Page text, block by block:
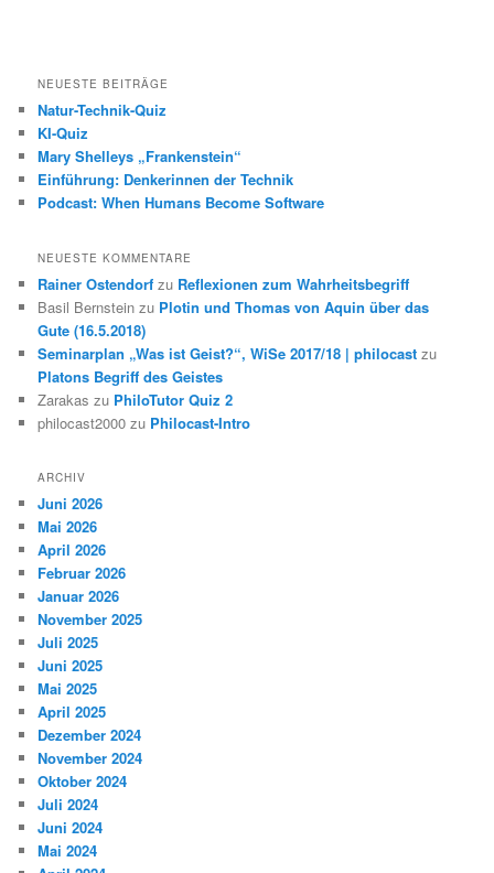
NEUESTE BEITRÄGE
Natur-Technik-Quiz
KI-Quiz
Mary Shelleys „Frankenstein“
Einführung: Denkerinnen der Technik
Podcast: When Humans Become Software
NEUESTE KOMMENTARE
Rainer Ostendorf zu Reflexionen zum Wahrheitsbegriff
Basil Bernstein zu Plotin und Thomas von Aquin über das
Gute (16.5.2018)
Seminarplan „Was ist Geist?“, WiSe 2017/18 | philocast zu
Platons Begriff des Geistes
Zarakas zu PhiloTutor Quiz 2
philocast2000 zu Philocast-Intro
ARCHIV
Juni 2026
Mai 2026
April 2026
Februar 2026
Januar 2026
November 2025
Juli 2025
Juni 2025
Mai 2025
April 2025
Dezember 2024
November 2024
Oktober 2024
Juli 2024
Juni 2024
Mai 2024